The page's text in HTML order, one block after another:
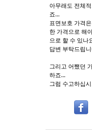
아무래도 전체
죠...
표면보호 가격
한 가격으로 해
으로 할 수 있나
답변 부탁드립
그리고 어쨌던
하죠...
그럼 수고하십